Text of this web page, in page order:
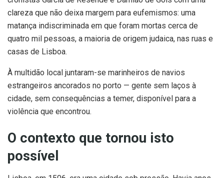
clareza que não deixa margem para eufemismos: uma
matança indiscriminada em que foram mortas cerca de
quatro mil pessoas, a maioria de origem judaica, nas ruas e
casas de Lisboa.
À multidão local juntaram-se marinheiros de navios
estrangeiros ancorados no porto — gente sem laços à
cidade, sem consequências a temer, disponível para a
violência que encontrou.
O contexto que tornou isto
possível